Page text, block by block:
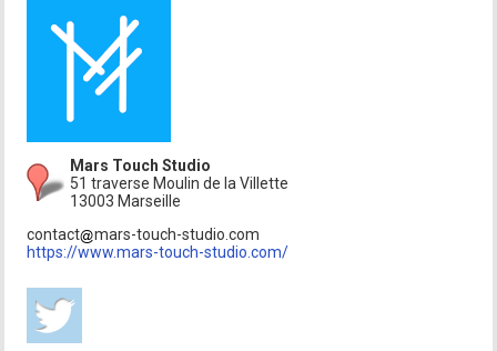
Mars Touch Studio
51 traverse Moulin de la Villette
13003 Marseille
contact
mars-touch-studio.com
https://www.mars-touch-studio.com/